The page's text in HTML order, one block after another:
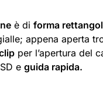
è di forma
appena aperta
per l’apertura del
e guida rapida.